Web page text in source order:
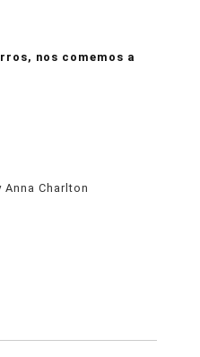
nos comemos a
Anna Charlton